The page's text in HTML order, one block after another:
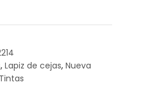
,Lapiz de cejas,Nueva
Tintas